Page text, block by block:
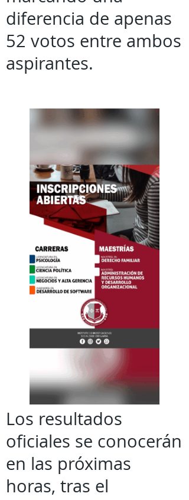
diferencia de apenas
52 votos entre ambos
aspirantes.
Los resultados
oficiales se conocerán
en las próximas
horas, tras el